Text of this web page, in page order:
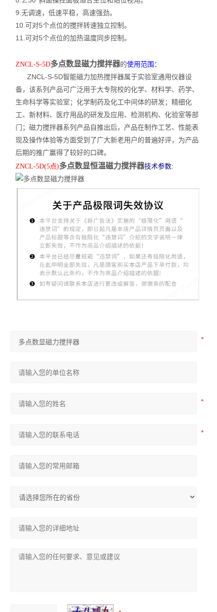
9.无调速，低速平稳，高速强劲。
10.可对5个点位的搅拌转速独立控制。
11.可对5个点位的加热温度同步控制。
ZNCL-S-5D多点数显磁力搅拌器的使用范围：
ZNCL-S-5D智能磁力加热搅拌器属于实验室通用仪器设
备，该系列产品可广泛用于大专院校的化学、材料学、药学、
生命科学等实验室；化学制药及化工中间体的研发；精细化
工、新材料、医疗用品的研发及应用、检测机构、化验室等部
门；磁力搅拌器系列产品自推出后，产品在制作工艺、性能表
现及操作体验等方面受到了广大新老用户的普遍好评，为产品
后期的推广赢得了较好的口碑。
ZNCL-5D(5点)多点数显恒温磁力搅拌器技术参数: